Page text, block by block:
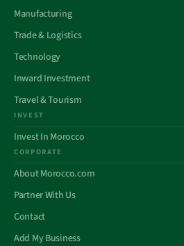
Manufacturing
Trade & Logistics
Technology
Inward Investment
Travel & Tourism
INVEST
Invest In Morocco
CORPORATE
About Morocco.com
Partner With Us
Contact
Add My Business